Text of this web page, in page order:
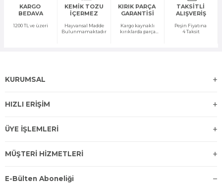
KARGO
BEDAVA
1200 TL ve üzeri
KEMİK TOZU
İÇERMEZ
Hayvansal Madde
Bulunmamaktadır
KIRIK PARÇA
GARANTİSİ
Kargo kaynaklı
kırıklarda parça
TAKSİTLİ
ALIŞVERİŞ
Peşin Fiyatına
4 Taksit
KURUMSAL
HIZLI ERİŞİM
ÜYE İŞLEMLERİ
MÜŞTERİ HİZMETLERİ
E-Bülten Aboneliği